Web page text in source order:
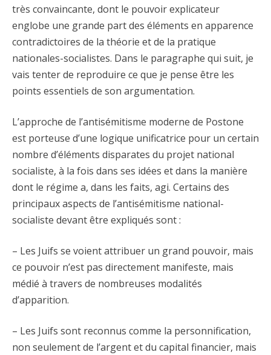
très convaincante, dont le pouvoir explicateur
englobe une grande part des éléments en apparence
contradictoires de la théorie et de la pratique
nationales-socialistes. Dans le paragraphe qui suit, je
vais tenter de reproduire ce que je pense être les
points essentiels de son argumentation.
L’approche de l’antisémitisme moderne de Postone
est porteuse d’une logique unificatrice pour un certain
nombre d’éléments disparates du projet national
socialiste, à la fois dans ses idées et dans la manière
dont le régime a, dans les faits, agi. Certains des
principaux aspects de l’antisémitisme national-
socialiste devant être expliqués sont :
– Les Juifs se voient attribuer un grand pouvoir, mais
ce pouvoir n’est pas directement manifeste, mais
médié à travers de nombreuses modalités
d’apparition.
– Les Juifs sont reconnus comme la personnification,
non seulement de l’argent et du capital financier, mais